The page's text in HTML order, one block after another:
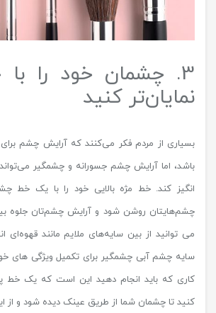
3. چشمان خود را
نمایان‌تر کنید
بسیاری از مردم فکر می‌کنند که آرایش چشم
باشد، اما آرایش چشم جسورانه و چشمگیر
انگیز کند. خط مژه بالایی خود را با یک خط
چشم‌هایتان روشن شود و آرایش چشم‌تان جلوه
می توانید از بین سایه‌های ملایم مانند قهوه‌ای
سایه چشم آبی چشمگیر برای تکمیل ویژگی های
کاری که باید انجام دهید این است که یک خط
کنید تا چشمان شما از طریق عینک دیده شود و